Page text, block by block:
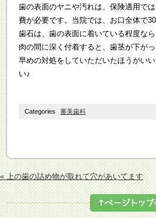
歯の表面のヤニや汚れは、保険適用で
費が必要です。当院では、お口全体で
歯石は、歯の表面に着いている程度な
肉の間に深く付着すると、歯茎が下が
早めの対処をしていただいたほうがい
い♪
Categories 審美歯科
« 上の歯の詰め物が取れて穴があいてます